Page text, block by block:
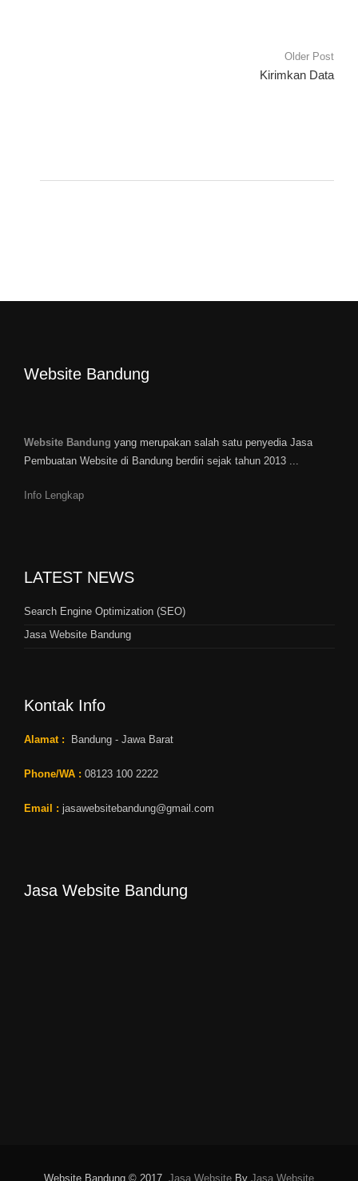
Older Post
Kirimkan Data
Website Bandung
Website Bandung yang merupakan salah satu penyedia Jasa
Pembuatan Website di Bandung berdiri sejak tahun 2013 ...
Info Lengkap
LATEST NEWS
Search Engine Optimization (SEO)
Jasa Website Bandung
Kontak Info
Alamat : Bandung - Jawa Barat
Phone/WA : 08123 100 2222
Email : jasawebsitebandung@gmail.com
Jasa Website Bandung
Website Bandung © 2017. Jasa Website By Jasa Website